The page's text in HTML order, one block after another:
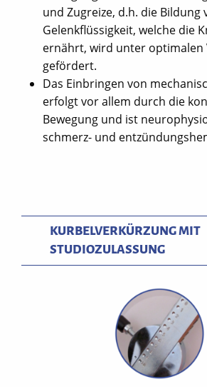
und Zugreize, d.h. die Bildung
Gelenkflüssigkeit, welche die
ernährt, wird unter optimalen
gefördert.
Das Einbringen von
erfolgt vor allem durch die
Bewegung und ist
schmerz- und
KURBELVERKÜRZUNG MIT
STUDIOZULASSUNG